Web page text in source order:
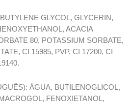
GLYCOL, GLYCERIN,
ACACIA
80, POTASSIUM SORBATE,
CI 15985, PVP, CI 17200, CI
ÁGUA, BUTILENOGLICOL,
FENOXIETANOL,